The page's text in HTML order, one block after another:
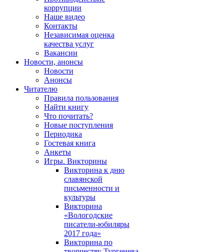
коррупции
Наше видео
Контакты
Независимая оценка
качества услуг
Вакансии
Новости, анонсы
Новости
Анонсы
Читателю
Правила пользования
Найти книгу
Что почитать?
Новые поступления
Периодика
Гостевая книга
Анкеты
Игры. Викторины
Викторина к дню
славянской
письменности и
культуры
Викторина
«Вологодские
писатели-юбиляры
2017 года»
Викторина по